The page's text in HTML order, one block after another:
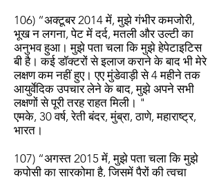
106) “अक्टूबर 2014 में, मुझे गंभीर कमजोरी,
भूख न लगना, पेट में दर्द, मतली और उल्टी का
अनुभव हुआ। मुझे पता चला कि मुझे हेपेटाइटिस
बी है। कई डॉक्टरों से इलाज कराने के बाद भी मेरे
लक्षण कम नहीं हुए। एए मुंडेवाड़ी से 4 महीने तक
आयुर्वेदिक उपचार लेने के बाद, मुझे अपने सभी
लक्षणों से पूरी तरह राहत मिली। "
एमके, 30 वर्ष, रेती बंदर, मुंब्रा, ठाणे, महाराष्ट्र,
भारत।
107) “अगस्त 2015 में, मुझे पता चला कि मुझे
कपोसी का सारकोमा है, जिसमें पैरों की त्वचा